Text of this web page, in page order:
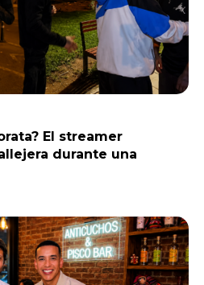
El streamer
durante una